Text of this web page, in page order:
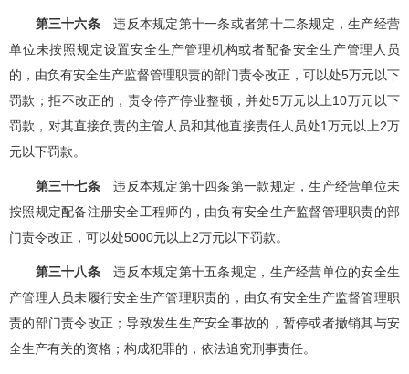
第三十六条违反本规定第十一条或者第十二条规定，生产经营
单位未按照规定设置安全生产管理机构或者配备安全生产管理人员
的，由负有安全生产监督管理职责的部门责令改正，可以处5万元以下
罚款；拒不改正的，责令停产停业整顿，并处5万元以上10万元以下
罚款，对其直接负责的主管人员和其他直接责任人员处1万元以上2万
元以下罚款。
第三十七条违反本规定第十四条第一款规定，生产经营单位未
按照规定配备注册安全工程师的，由负有安全生产监督管理职责的部
门责令改正，可以处5000元以上2万元以下罚款。
第三十八条违反本规定第十五条规定，生产经营单位的安全生
产管理人员未履行安全生产管理职责的，由负有安全生产监督管理职
责的部门责令改正；导致发生生产安全事故的，暂停或者撤销其与安
全生产有关的资格；构成犯罪的，依法追究刑事责任。